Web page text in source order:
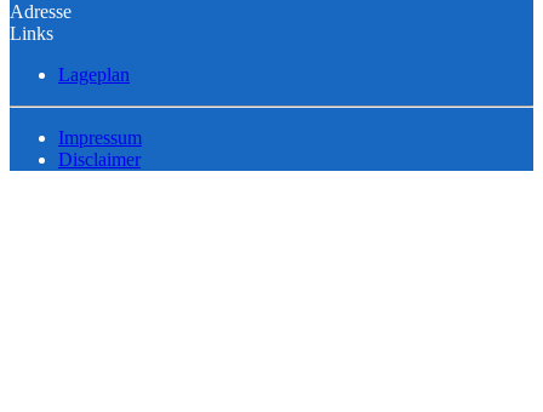
Adresse
Links
Lageplan
Impressum
Disclaimer